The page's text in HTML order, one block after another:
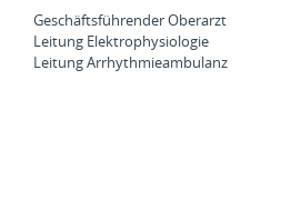
Geschäftsführender Oberarzt
Leitung Elektrophysiologie
Leitung Arrhythmieambulanz